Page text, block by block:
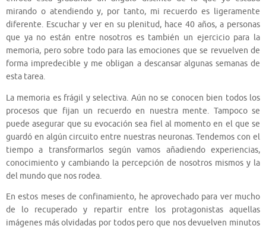
mirando o atendiendo y, por tanto, mi recuerdo es ligeramente
diferente. Escuchar y ver en su plenitud, hace 40 años, a personas
que ya no están entre nosotros es también un ejercicio para la
memoria, pero sobre todo para las emociones que se revuelven de
forma impredecible y me obligan a descansar algunas semanas de
esta tarea.
La memoria es frágil y selectiva. Aún no se conocen bien todos los
procesos que fijan un recuerdo en nuestra mente. Tampoco se
puede asegurar que su evocación sea fiel al momento en el que se
guardó en algún circuito entre nuestras neuronas. Tendemos con el
tiempo a transformarlos según vamos añadiendo experiencias,
conocimiento y cambiando la percepción de nosotros mismos y la
del mundo que nos rodea.
En estos meses de confinamiento, he aprovechado para ver mucho
de lo recuperado y repartir entre los protagonistas aquellas
imágenes más olvidadas por todos pero que nos devuelven minutos